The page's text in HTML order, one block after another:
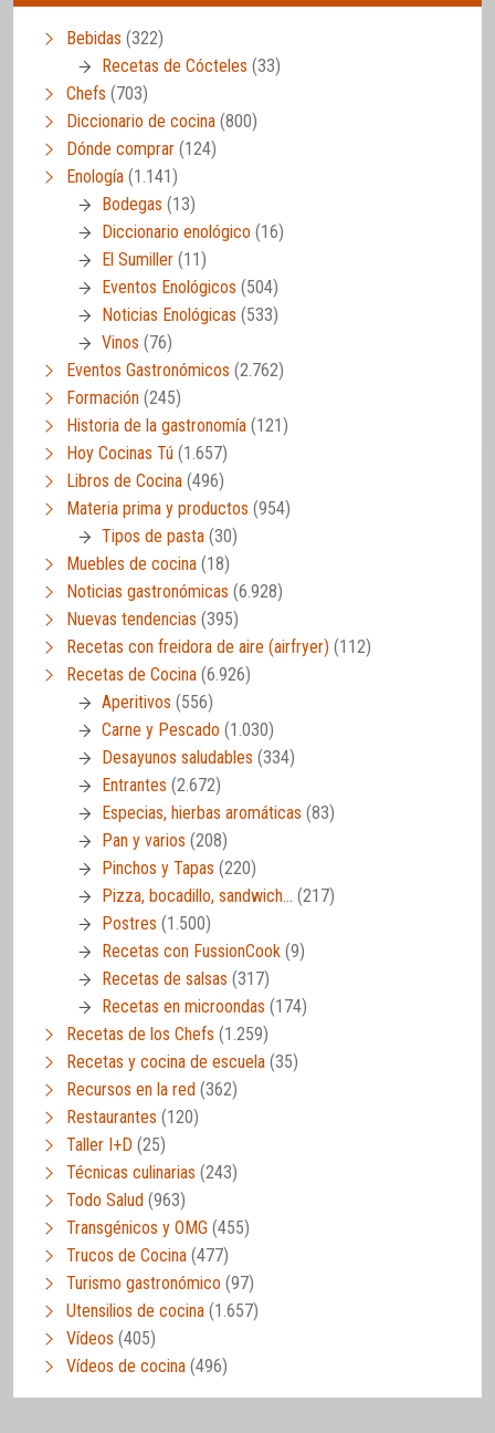
Bebidas (322)
Recetas de Cócteles (33)
Chefs (703)
Diccionario de cocina (800)
Dónde comprar (124)
Enología (1.141)
Bodegas (13)
Diccionario enológico (16)
El Sumiller (11)
Eventos Enológicos (504)
Noticias Enológicas (533)
Vinos (76)
Eventos Gastronómicos (2.762)
Formación (245)
Historia de la gastronomía (121)
Hoy Cocinas Tú (1.657)
Libros de Cocina (496)
Materia prima y productos (954)
Tipos de pasta (30)
Muebles de cocina (18)
Noticias gastronómicas (6.928)
Nuevas tendencias (395)
Recetas con freidora de aire (airfryer) (112)
Recetas de Cocina (6.926)
Aperitivos (556)
Carne y Pescado (1.030)
Desayunos saludables (334)
Entrantes (2.672)
Especias, hierbas aromáticas (83)
Pan y varios (208)
Pinchos y Tapas (220)
Pizza, bocadillo, sandwich… (217)
Postres (1.500)
Recetas con FussionCook (9)
Recetas de salsas (317)
Recetas en microondas (174)
Recetas de los Chefs (1.259)
Recetas y cocina de escuela (35)
Recursos en la red (362)
Restaurantes (120)
Taller I+D (25)
Técnicas culinarias (243)
Todo Salud (963)
Transgénicos y OMG (455)
Trucos de Cocina (477)
Turismo gastronómico (97)
Utensilios de cocina (1.657)
Vídeos (405)
Vídeos de cocina (496)